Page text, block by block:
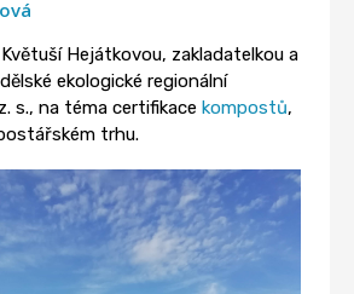
Hejátkovou, zakladatelkou a
ekologické regionální
z. s., na téma certifikacekompostů,
trhu.